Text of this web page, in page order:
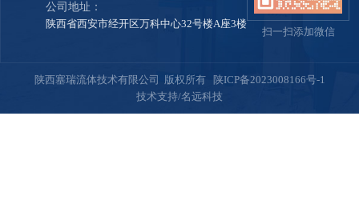
公司地址：
陕西省西安市经开区万科中心32号楼A座3楼
扫一扫添加微信
陕西塞瑞流体技术有限公司 版权所有 陕ICP备2023008166号-1
技术支持/名远科技